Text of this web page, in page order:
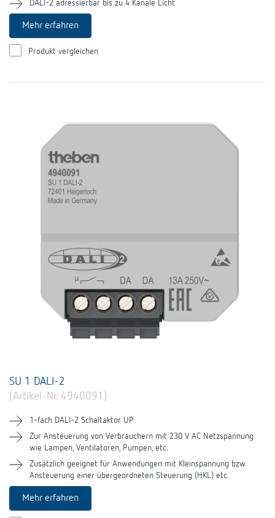
Anfahrt
DALI-2 adressierbar bis zu 4 Kanäle Licht
Mehr erfahren
Produkt vergleichen
SU 1 DALI-2
(Artikel-Nr. 4940091)
1-fach DALI-2 Schaltaktor UP
Zur Ansteuerung von Verbrauchern mit 230 V AC Netzspannung
wie Lampen, Ventilatoren, Pumpen, etc.
Zusätzlich geeignet für Anwendungen mit Kleinspannung bzw.
Ansteuerung einer übergeordneten Steuerung (HKL) etc.
Mehr erfahren